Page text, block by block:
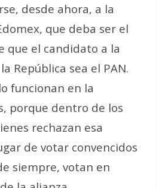
desde ahora, a la
que deba ser el
que el candidato a la
República sea el PAN.
funcionan en la
porque dentro de los
rechazan esa
de votar convencidos
siempre, votan en